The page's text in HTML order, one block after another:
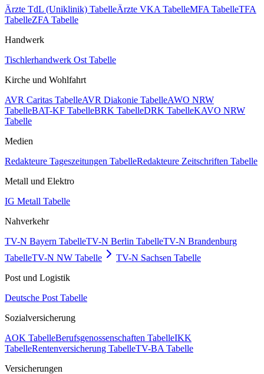
Ärzte TdL (Uniklinik) TabelleÄrzte VKA TabelleMFA TabelleTFA
TabelleZFA Tabelle
Handwerk
Tischlerhandwerk Ost Tabelle
Kirche und Wohlfahrt
AVR Caritas TabelleAVR Diakonie TabelleAWO NRW
TabelleBAT-KF TabelleBRK TabelleDRK TabelleKAVO NRW
Tabelle
Medien
Redakteure Tageszeitungen TabelleRedakteure Zeitschriften Tabelle
Metall und Elektro
IG Metall Tabelle
Nahverkehr
TV-N Bayern TabelleTV-N Berlin TabelleTV-N Brandenburg
TabelleTV-N NW Tabelle
TV-N Sachsen Tabelle
Post und Logistik
Deutsche Post Tabelle
Sozialversicherung
AOK TabelleBerufsgenossenschaften TabelleIKK
TabelleRentenversicherung TabelleTV-BA Tabelle
Versicherungen